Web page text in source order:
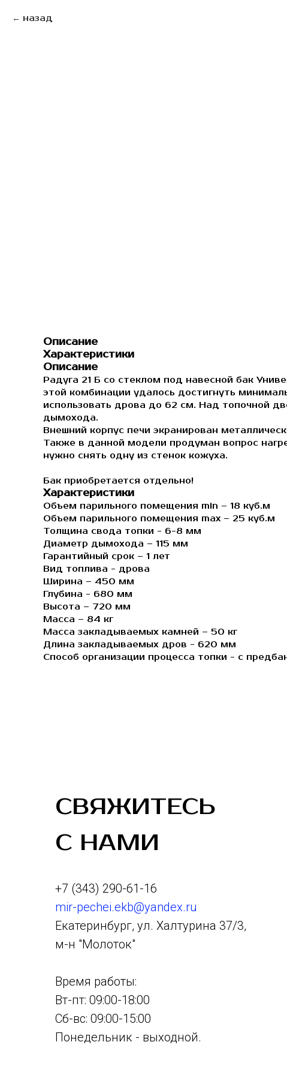
назад
Описание
Характеристики
Описание
Радуга 21 Б со стеклом под навесной бак
этой комбинации удалось достигнуть
использовать дрова до 62 см. Над топочной
дымохода.
Внешний корпус печи экранирован
Также в данной модели продуман вопрос
нужно снять одну из стенок кожуха.
Бак приобретается отдельно!
Характеристики
Объем парильного помещения min – 18 куб.м
Объем парильного помещения max – 25 куб.м
Толщина свода топки - 6-8 мм
Диаметр дымохода – 115 мм
Гарантийный срок – 1 лет
Вид топлива - дрова
Ширина – 450 мм
Глубина - 680 мм
Высота – 720 мм
Масса – 84 кг
Масса закладываемых камней – 50 кг
Длина закладываемых дров - 620 мм
Способ организации процесса топки - с
СВЯЖИТЕСЬ
С НАМИ
+7 (343) 290-61-16
mir-pechei.ekb@yandex.ru
Екатеринбург, ул. Халтурина 37/3,
м-н "Молоток"
Время работы:
Вт-пт: 09:00-18:00
Сб-вс: 09:00-15:00
Понедельник - выходной.